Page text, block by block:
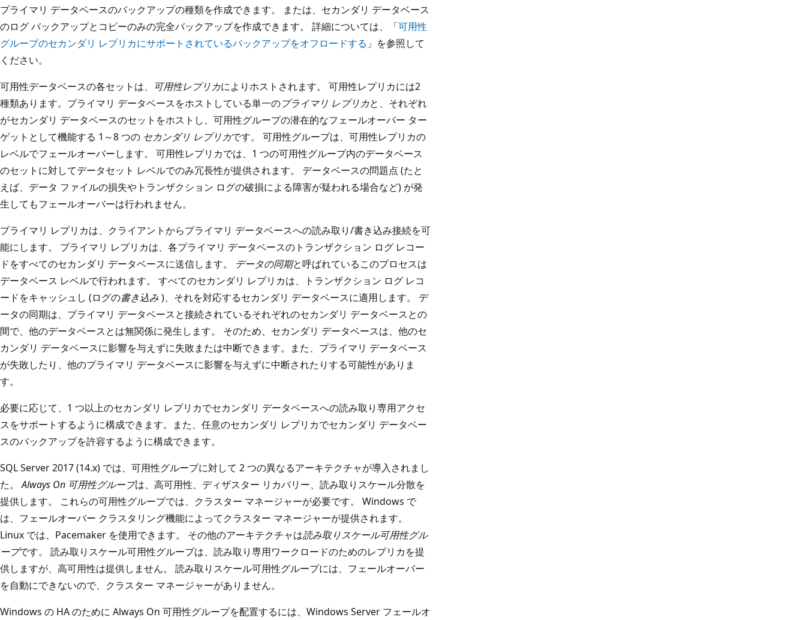
プライマリ データベースのバックアップの種類を作成できます。 または、セカンダリ データベース
のログ バックアップとコピーのみの完全バックアップを作成できます。 詳細については、「可用性
グループのセカンダリ レプリカにサポートされているバックアップをオフロードする 」を参照して
ください。
可用性データベースの各セットは、
可用性レプリカによりホストされます。 可用性レプリカには2
種類あります。プライマリ データベースをホストしている単一のプライマリ レプリカと、それぞれ
がセカンダリ データベースのセットをホストし、可用性グループの潜在的なフェールオーバー ター
ゲットとして機能する 1～8 つの セカンダリ レプリカです。 可用性グループは、可用性レプリカの
レベルでフェールオーバーします。 可用性レプリカでは、1 つの可用性グループ内のデータベース
のセットに対してデータセット レベルでのみ冗長性が提供されます。 データベースの問題点 (たと
えば、データ ファイルの損失やトランザクション ログの破損による障害が疑われる場合など) が発
生してもフェールオーバーは行われません。
プライマリ レプリカは、クライアントからプライマリ データベースへの読み取り/書き込み接続を可
能にします。 プライマリ レプリカは、各プライマリ データベースのトランザクション ログ レコー
ドをすべてのセカンダリ データベースに送信します。 データの同期と呼ばれているこのプロセスは
データベース レベルで行われます。 すべてのセカンダリ レプリカは、トランザクション ログ レコ
ードをキャッシュし (ログの書き込み)、それを対応するセカンダリ データベースに適用します。 デ
ータの同期は、プライマリ データベースと接続されているそれぞれのセカンダリ データベースとの
間で、他のデータベースとは無関係に発生します。 そのため、セカンダリ データベースは、他のセ
カンダリ データベースに影響を与えずに失敗または中断できます。また、プライマリ データベース
が失敗したり、他のプライマリ データベースに影響を与えずに中断されたりする可能性がありま
す。
必要に応じて、1 つ以上のセカンダリ レプリカでセカンダリ データベースへの読み取り専用アクセ
スをサポートするように構成できます。また、任意のセカンダリ レプリカでセカンダリ データベー
スのバックアップを許容するように構成できます。
SQL Server 2017 (14.x) では、可用性グループに対して 2 つの異なるアーキテクチャが導入されまし
た。Always On 可用性グループは、高可用性、ディザスター リカバリー、読み取りスケール分散を
提供します。 これらの可用性グループでは、クラスター マネージャーが必要です。 Windows で
は、フェールオーバー クラスタリング機能によってクラスター マネージャーが提供されます。
Linux では、Pacemaker を使用できます。 その他のアーキテクチャは読み取りスケール可用性グル
ープです。 読み取りスケール可用性グループは、読み取り専用ワークロードのためのレプリカを提
供しますが、高可用性は提供しません。 読み取りスケール可用性グループには、フェールオーバー
を自動にできないので、クラスター マネージャーがありません。
Windows の HA のために Always On 可用性グループを配置するには、Windows Server フェールオ